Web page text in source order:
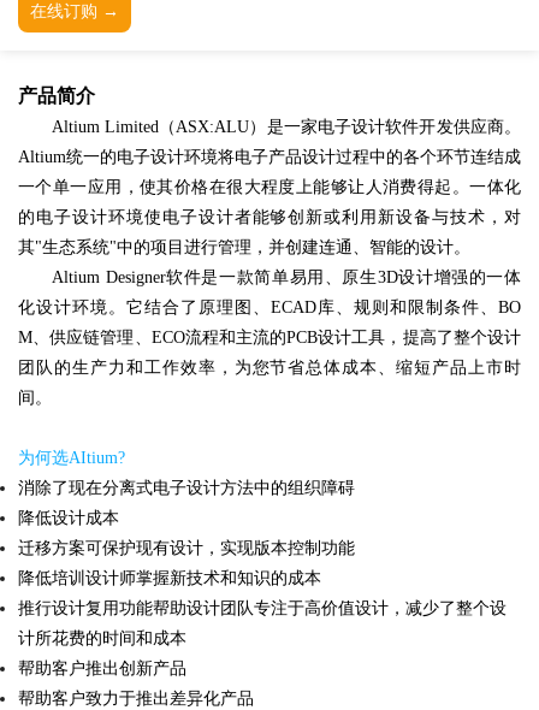
在线订购 →
产品简介
Altium Limited（ASX:ALU）是一家电子设计软件开发供应商。
Altium统一的电子设计环境将电子产品设计过程中的各个环节连结成
一个单一应用，使其价格在很大程度上能够让人消费得起。一体化
的电子设计环境使电子设计者能够创新或利用新设备与技术，对
其"生态系统"中的项目进行管理，并创建连通、智能的设计。
Altium Designer软件是一款简单易用、原生3D设计增强的一体
化设计环境。它结合了原理图、ECAD库、规则和限制条件、BO
M、供应链管理、ECO流程和主流的PCB设计工具，提高了整个设计
团队的生产力和工作效率，为您节省总体成本、缩短产品上市时
间。
为何选AItium?
消除了现在分离式电子设计方法中的组织障碍
降低设计成本
迁移方案可保护现有设计，实现版本控制功能
降低培训设计师掌握新技术和知识的成本
推行设计复用功能帮助设计团队专注于高价值设计，减少了整个设
计所花费的时间和成本
帮助客户推出创新产品
帮助客户致力于推出差异化产品